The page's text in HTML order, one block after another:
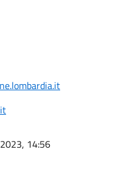
14:56